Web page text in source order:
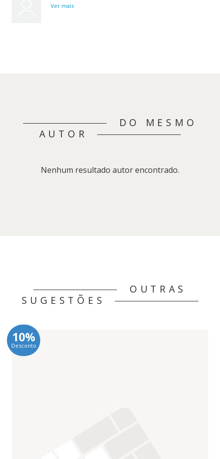
Ver mais
DO MESMO
AUTOR
Nenhum resultado autor encontrado.
OUTRAS
SUGESTÕES
10%
Desconto